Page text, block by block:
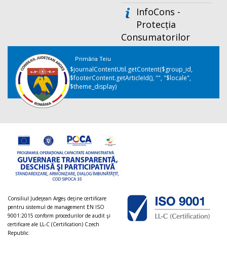
InfoCons -
Protecția
Consumatorilor
Primăria Teiu
$journalContentUtil.getContent($group_id,
$footerContent.getArticleId(), "", "$locale",
$theme_display)
Consiliul Judeţean Argeș deţine certificare
pentru sistemul de management EN ISO
9001:2015 conform procedurilor de audit şi
certificare ale LL-C (Certification) Czech
Republic